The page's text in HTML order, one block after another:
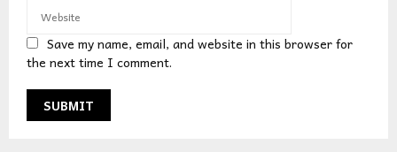
Save my name, email, and website in this browser for
the next time I comment.